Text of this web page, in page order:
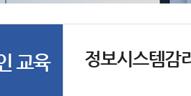
교육 정보시스템감